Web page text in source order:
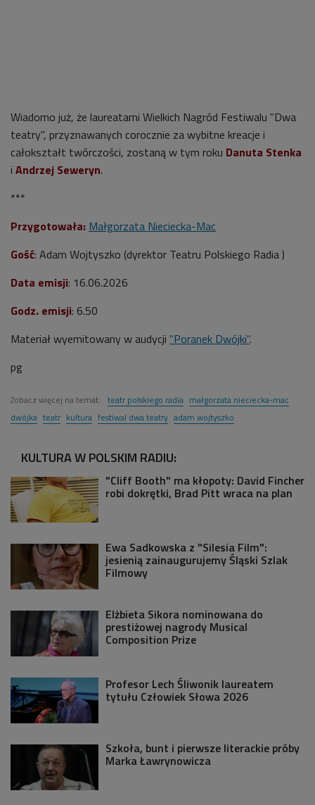
Wiadomo już, że laureatami Wielkich Nagród Festiwalu "Dwa
teatry", przyznawanych corocznie za wybitne kreacje i
całokształt twórczości, zostaną w tym roku Danuta Stenka
i Andrzej Seweryn.
***
Przygotowała: Małgorzata Nieciecka-Mac
Gość: Adam Wojtyszko (dyrektor Teatru Polskiego Radia)
Data emisji: 16.06.2026
Godz. emisji: 6.50
Materiał wyemitowany w audycji "Poranek Dwójki".
pg
Zobacz więcej na temat: teatr polskiego radia małgorzata nieciecka-mac
dwójka teatr kultura festiwal dwa teatry adam wojtyszko
KULTURA W POLSKIM RADIU:
"Cliff Booth" ma kłopoty: David Fincher
robi dokrętki, Brad Pitt wraca na plan
Ewa Sadkowska z "Silesia Film":
jesienią zainaugurujemy Śląski Szlak
Filmowy
Elżbieta Sikora nominowana do
prestiżowej nagrody Musical
Composition Prize
Profesor Lech Śliwonik laureatem
tytułu Człowiek Słowa 2026
Szkoła, bunt i pierwsze literackie próby
Marka Ławrynowicza